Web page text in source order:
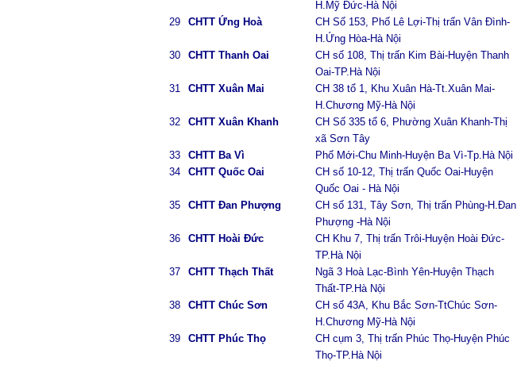
H.Mỹ Đức-Hà Nội
29 CHTT Ứng Hoà
CH Số 153, Phố Lê Lợi-Thị trấn Vân Đình-
H.Ứng Hòa-Hà Nội
30 CHTT Thanh Oai
CH số 108, Thị trấn Kim Bài-Huyện Thanh
Oai-TP.Hà Nội
31 CHTT Xuân Mai
CH 38 tổ 1, Khu Xuân Hà-Tt.Xuân Mai-
H.Chương Mỹ-Hà Nội
32 CHTT Xuân Khanh
CH Số 335 tổ 6, Phường Xuân Khanh-Thị
xã Sơn Tây
33 CHTT Ba Vì Phố Mới-Chu Minh-Huyện Ba Vì-Tp.Hà Nội
34
CHTT Quốc Oai
CH số 10-12, Thị trấn Quốc Oai-Huyện
Quốc Oai - Hà Nội
35 CHTT Đan Phượng
CH số 131, Tây Sơn, Thị trấn Phùng-H.Đan
Phượng -Hà Nội
36 CHTT Hoài Đức
CH Khu 7, Thị trấn Trôi-Huyện Hoài Đức-
TP.Hà Nội
37 CHTT Thạch Thất
Ngã 3 Hoà Lạc-Bình Yên-Huyện Thạch
Thất-TP.Hà Nội
38 CHTT Chúc Sơn
CH số 43A, Khu Bắc Sơn-TtChúc Sơn-
H.Chương Mỹ-Hà Nội
39 CHTT Phúc Thọ
CH cụm 3, Thị trấn Phúc Thọ-Huyện Phúc
Thọ-TP.Hà Nội